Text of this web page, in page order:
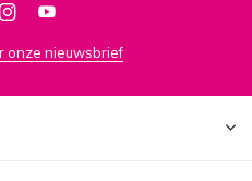
onze nieuwsbrief